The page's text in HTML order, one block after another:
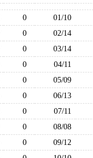
0
01/10
0
02/14
0
03/14
0
04/11
0
05/09
0
06/13
0
07/11
0
08/08
0
09/12